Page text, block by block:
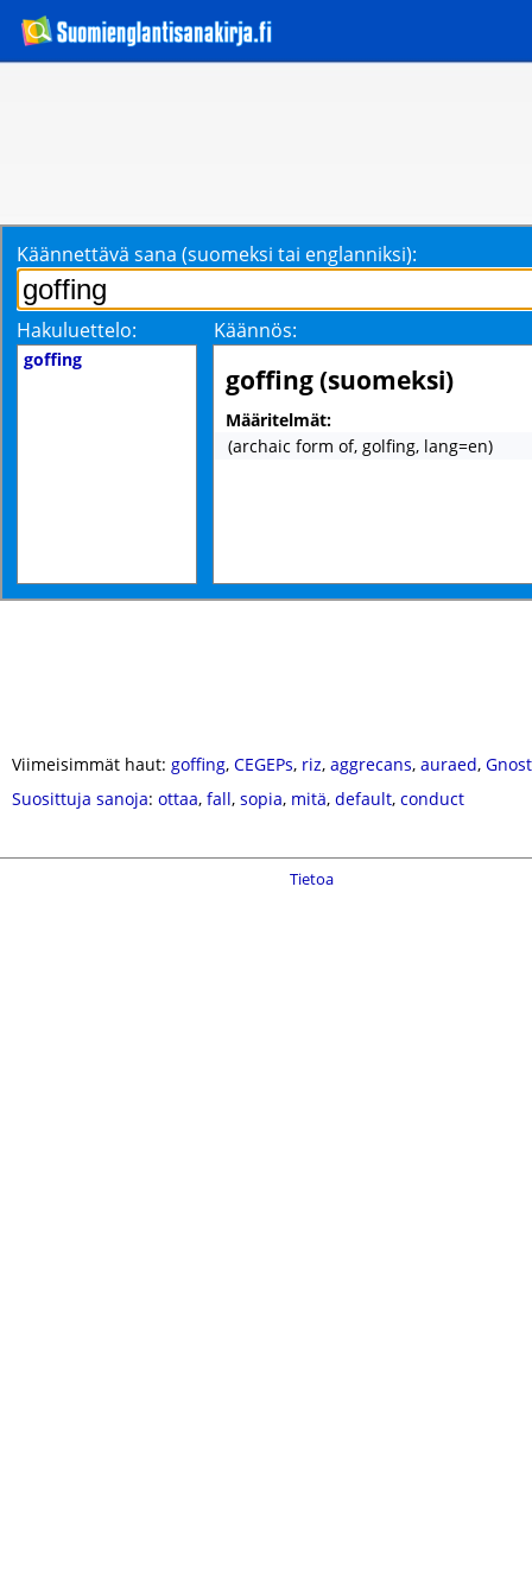
Käännettävä sana (suomeksi tai englanniksi):
Hakuluettelo: Käännös:
goffing
goffing (suomeksi)
Määritelmät:
(archaic form of, golfing, lang=en)
Viimeisimmät haut: goffing, CEGEPs, riz, aggrecans, auraed,
Suosittuja sanoja: ottaa, fall, sopia, mitä, default, conduct
Tietoa